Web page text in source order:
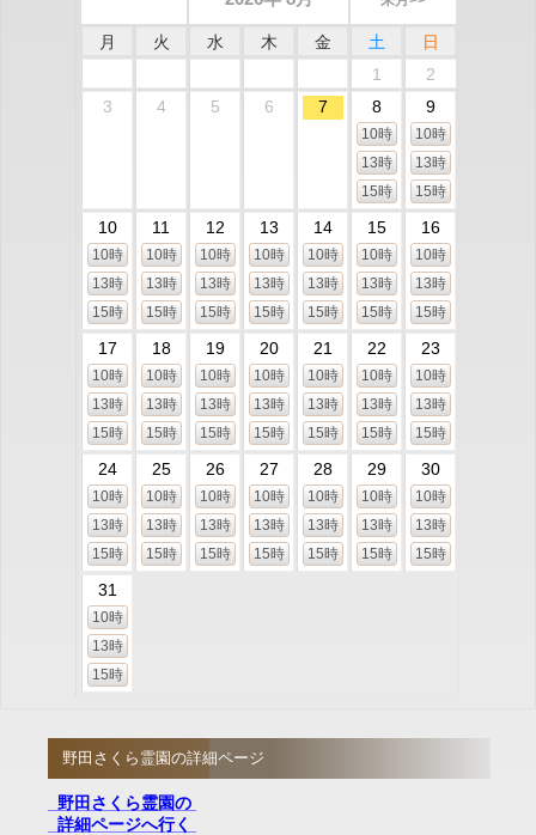
月 火 水 木 金 土
日
1
2
3
4 5 6 7 8
10時
13時
15時
9
10時
13時
15時
10
10時
13時
15時
11
10時
13時
15時
12
10時
13時
15時
13
10時
13時
15時
14
10時
13時
15時
15
10時
13時
15時
16
10時
13時
15時
17
10時
13時
15時
18
10時
13時
15時
19
10時
13時
15時
20
10時
13時
15時
21
10時
13時
15時
22
10時
13時
15時
23
10時
13時
15時
24
10時
13時
15時
25
10時
13時
15時
26
10時
13時
15時
27
10時
13時
15時
28
10時
13時
15時
29
10時
13時
15時
30
10時
13時
15時
31
10時
13時
15時
野田さくら霊園の詳細ページ
野田さくら霊園の
詳細ページへ行く